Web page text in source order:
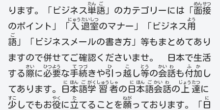
ります。「ビジネス単
たん
語
ご
」のカテゴリーには「 面
めん
接
せつ
のポイント」「 入
にゅう
退
たい
室
しつ
のマナー」「ビジネス用
よう
語
ご
」「ビジネスメールの書き方」等もまとめてあり
ますので併せてご確認くださいませ。 日本で生活
する 際
さい
に必
ひつ
要
よう
な手
て
続
つづ
きや引
ひ
っ 越
こ
し等
とう
の会
かい
話
わ
も付
ふ
加
か
し
てあります。
日
に
本
ほん
語
ご
学
がく
習
しゅう
者
しゃ
の 日
に
本
ほん
語
ご
会
かい
話
わ
の 上
じょう
達
たつ
に
少
すこ
しでもお役
やく
に立
た
てることを願
ねが
っております。「 日
に